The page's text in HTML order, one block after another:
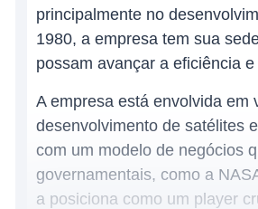
principalmente no
1980, a empresa tem sua
possam avançar a eficiência
A empresa está envolvida em
desenvolvimento de satélites
com um modelo de negócios
governamentais, como a
a posiciona como um player